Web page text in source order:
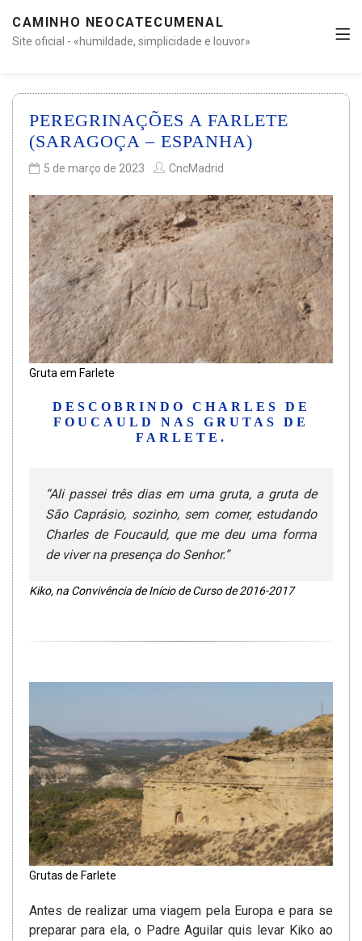
CAMINHO NEOCATECUMENAL
Site oficial - «humildade, simplicidade e louvor»
PEREGRINAÇÕES A FARLETE
(SARAGOÇA – ESPANHA)
5 de março de 2023 CncMadrid
Gruta em Farlete
DESCOBRINDO CHARLES DE
FOUCAULD NAS GRUTAS DE
FARLETE.
“Ali passei três dias em uma gruta, a gruta de
São Caprásio, sozinho, sem comer, estudando
Charles de Foucauld, que me deu uma forma
de viver na presença do Senhor.”
Kiko, na Convivência de Início de Curso de 2016-2017
Grutas de Farlete
Antes de realizar uma viagem pela Europa e para se
preparar para ela, o Padre Aguilar quis levar Kiko ao